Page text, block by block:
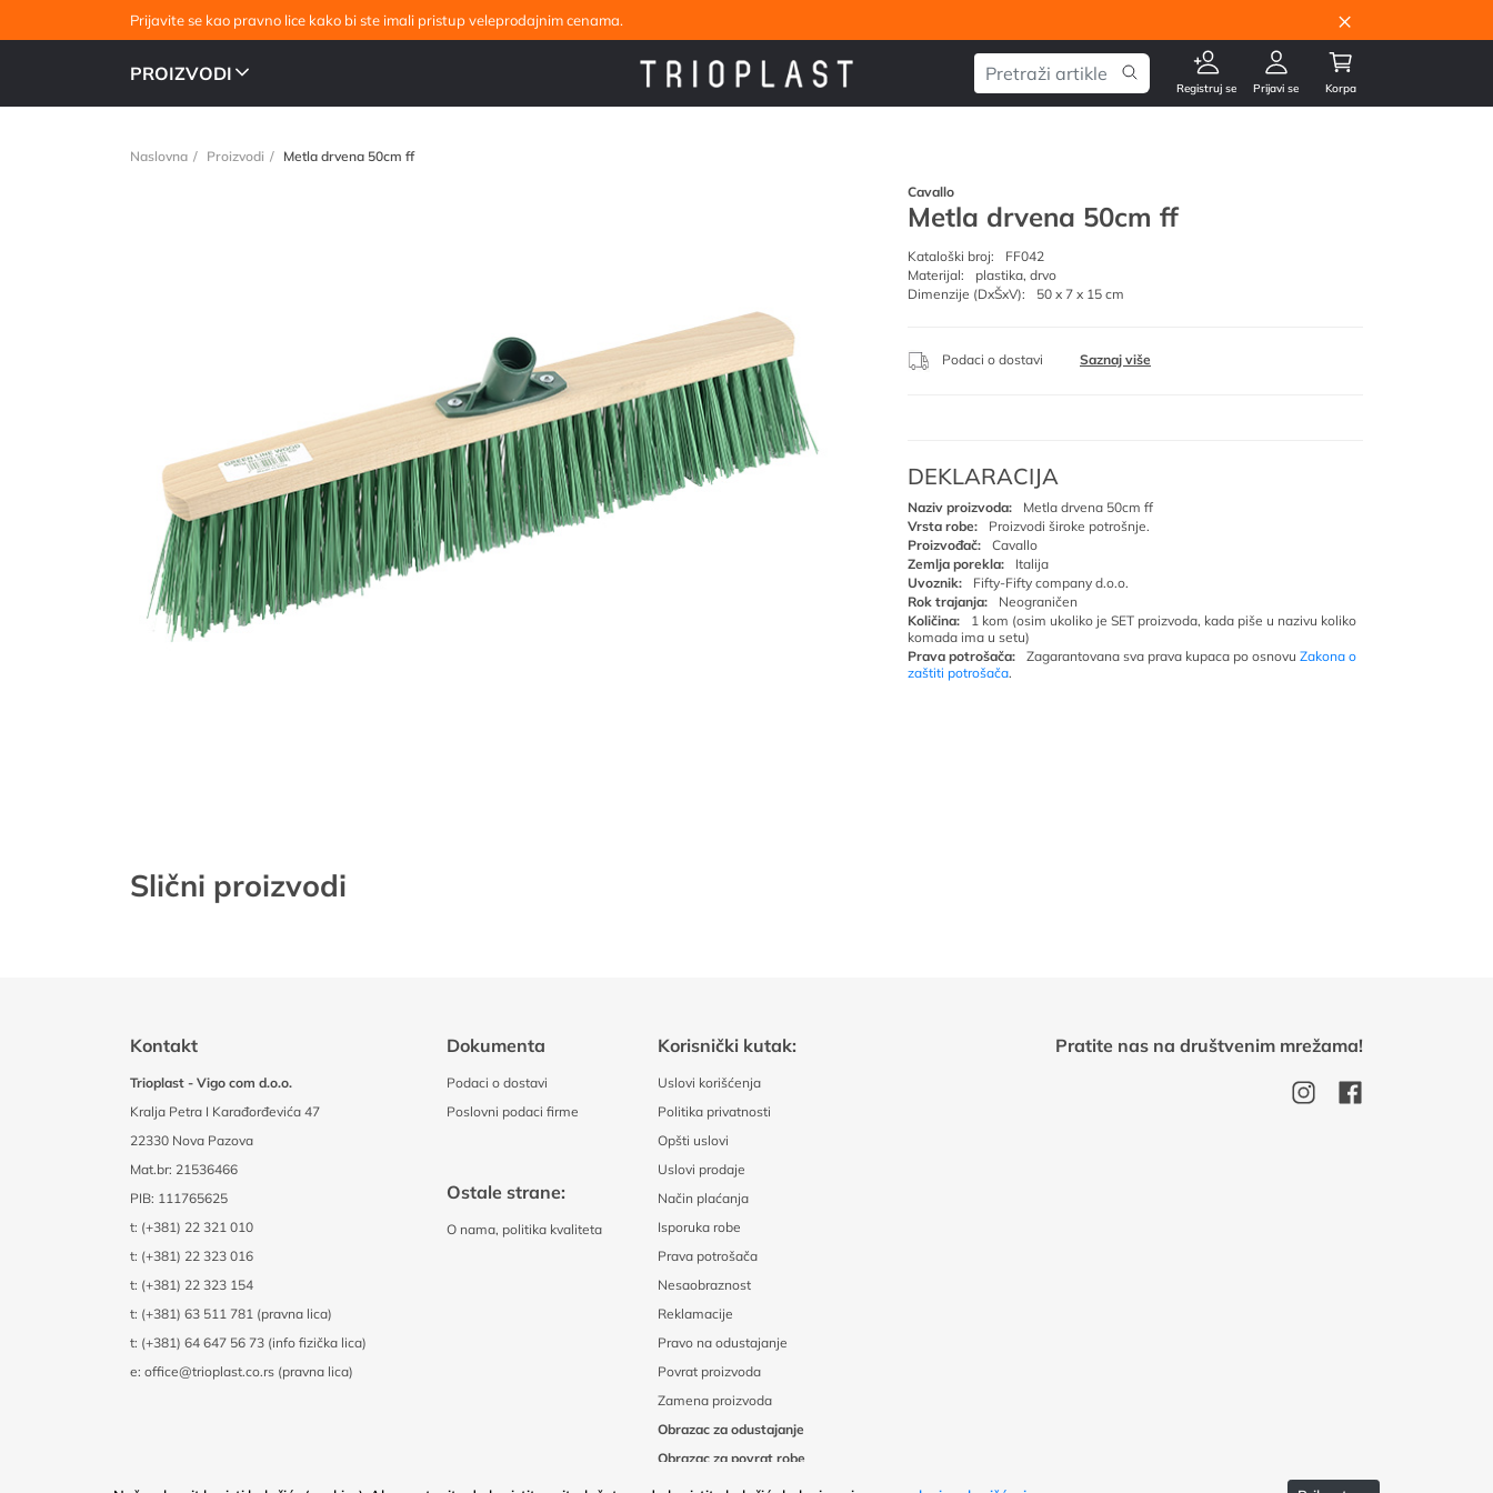
Prijavite se kao pravno lice kako bi ste imali pristup veleprodajnim cenama. ×
PROIZVODI
Registruj se Prijavi se Korpa
Naslovna Proizvodi Metla drvena 50cm ff
Cavallo
Metla drvena 50cm ff
Kataloški broj:
FF042
Materijal:
plastika, drvo
Dimenzije (DxŠxV):
50 x 7 x 15 cm
Podaci o dostavi Saznaj više
DEKLARACIJA
Naziv proizvoda:
Metla drvena 50cm ff
Vrsta robe:
Proizvodi široke potrošnje.
Proizvođač:
Cavallo
Zemlja porekla:
Italija
Uvoznik:
Fifty-Fifty company d.o.o.
Rok trajanja:
Neograničen
Količina:
1 kom (osim ukoliko je SET proizvoda, kada piše u nazivu koliko
komada ima u setu)
Prava potrošača:
Zagarantovana sva prava kupaca po osnovu Zakona o
zaštiti potrošača.
Slični proizvodi
Kontakt
Trioplast - Vigo com d.o.o.
Kralja Petra I Karađorđevića 47
22330 Nova Pazova
Mat.br: 21536466
PIB: 111765625
t: (+381) 22 321 010
t: (+381) 22 323 016
t: (+381) 22 323 154
t: (+381) 63 511 781 (pravna lica)
t: (+381) 64 647 56 73 (info fizička lica)
e: office@trioplast.co.rs (pravna lica)
Dokumenta
Podaci o dostavi
Poslovni podaci firme
Ostale strane:
O nama, politika kvaliteta
Korisnički kutak:
Uslovi korišćenja
Politika privatnosti
Opšti uslovi
Uslovi prodaje
Način plaćanja
Isporuka robe
Prava potrošača
Nesaobraznost
Reklamacije
Pravo na odustajanje
Povrat proizvoda
Zamena proizvoda
Obrazac za odustajanje
Obrazac za povrat robe
Pratite nas na društvenim mrežama!